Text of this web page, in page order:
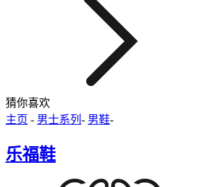
猜你喜欢
主页 - 男士系列 - 男鞋-
乐福鞋